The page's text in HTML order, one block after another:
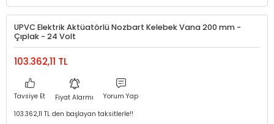
UPVC Elektrik Aktüatörlü Nozbart Kelebek Vana 200 mm -
Çıplak - 24 Volt
103.362,11 TL
Tavsiye Et Fiyat Alarmı
Yorum Yap
103.362,11 TL den başlayan taksitlerle!!